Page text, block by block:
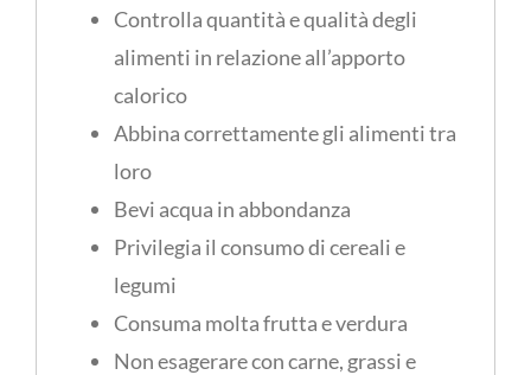
Controlla quantità e qualità degli
alimenti in relazione all’apporto
calorico
Abbina correttamente gli alimenti tra
loro
Bevi acqua in abbondanza
Privilegia il consumo di cereali e
legumi
Consuma molta frutta e verdura
Non esagerare con carne, grassi e